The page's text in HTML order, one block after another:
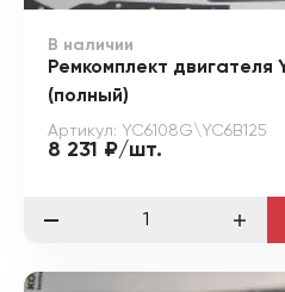
В наличии
Ремкомплект двигателя
(полный)
Артикул: YC6108G\YC6B125
8 231 ₽/шт.